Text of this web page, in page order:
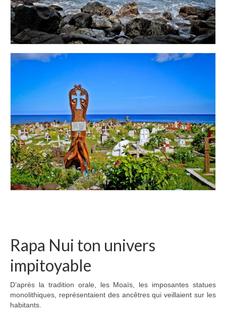
Rapa Nui ton univers
impitoyable
D’après la tradition orale, les Moaïs, les imposantes statues
monolithiques, représentaient des ancêtres qui veillaient sur les
habitants.